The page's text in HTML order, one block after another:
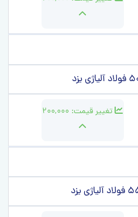
تغییر قیمت: 200,000